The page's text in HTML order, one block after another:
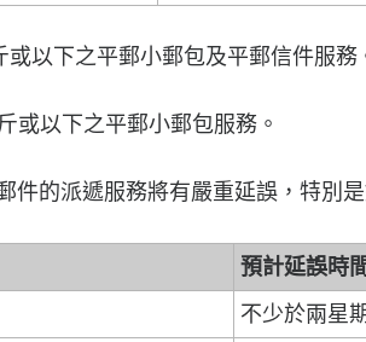
以下之平郵小郵包及平郵信件服務
下之平郵小郵包服務。
的派遞服務將有嚴重延誤，特別是
預計延誤時間
不少於兩星